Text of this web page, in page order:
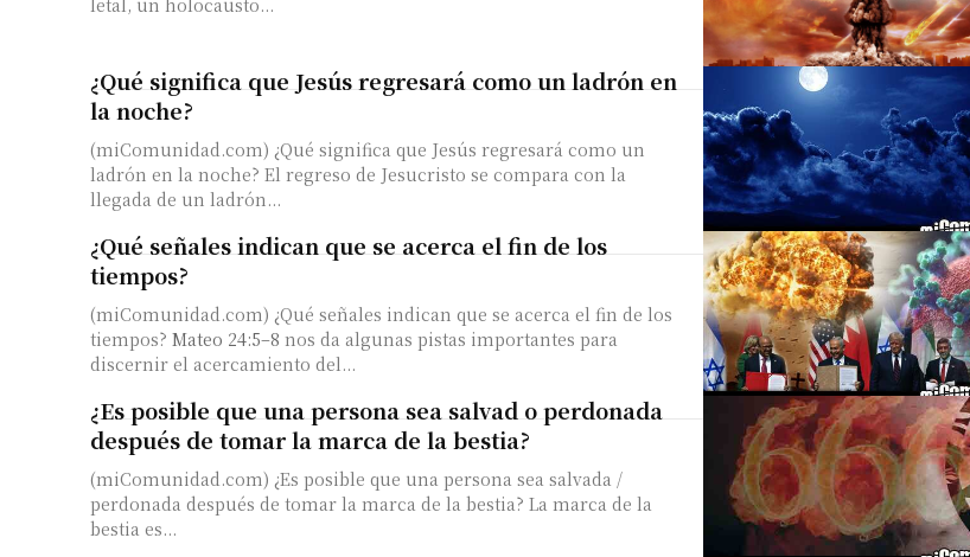
¿Qué significa que Jesús regresará como un ladrón en
la noche?
(miComunidad.com) ¿Qué significa que Jesús regresará como un
ladrón en la noche? El regreso de Jesucristo se compara con la
llegada de un ladrón...
¿Qué señales indican que se acerca el fin de los
tiempos?
(miComunidad.com) ¿Qué señales indican que se acerca el fin de los
tiempos? Mateo 24:5–8 nos da algunas pistas importantes para
discernir el acercamiento del...
¿Es posible que una persona sea salvad o perdonada
después de tomar la marca de la bestia?
(miComunidad.com) ¿Es posible que una persona sea salvada /
perdonada después de tomar la marca de la bestia? La marca de la
bestia es...